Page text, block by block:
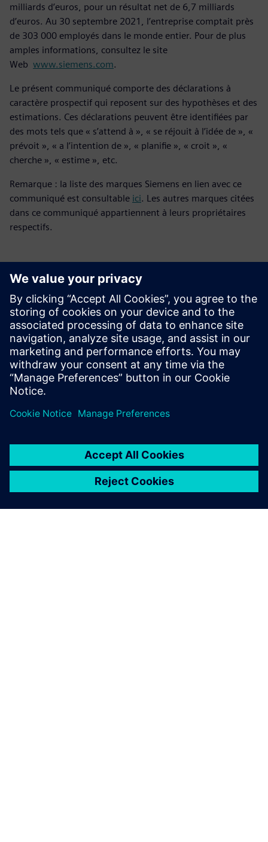
milliards d’euros, pour un résultat net de 6,7 milliards
d’euros. Au 30 septembre 2021, l’entreprise comptait près
de 303 000 employés dans le monde entier. Pour de plus
amples informations, consultez le site
Web www.siemens.com.
Le présent communiqué comporte des déclarations à
caractère prospectif qui reposent sur des hypothèses et des
estimations. Ces déclarations peuvent être identifiées par
des mots tels que « s’attend à », « se réjouit à l’idée de », «
prévoit », « a l’intention de », « planifie », « croit », «
cherche », « estime », etc.
Remarque : la liste des marques Siemens en lien avec ce
communiqué est consultable ici. Les autres marques citées
dans ce communiqué appartiennent à leurs propriétaires
respectifs.
Contacts presse
Service RP de Siemens Digital Industries Software
E-mail : press.software.sisw@siemens.com